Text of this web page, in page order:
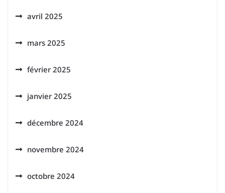
avril 2025
mars 2025
février 2025
janvier 2025
décembre 2024
novembre 2024
octobre 2024